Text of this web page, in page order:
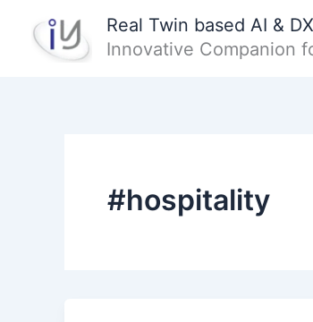
Real Twin based AI &
Innovative Companion
#hospitality